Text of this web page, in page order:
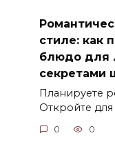
стиле: как
блюдо для
секретами
Планируете
Откройте
0 0